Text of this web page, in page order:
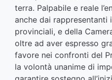
terra. Palpabile e reale
anche dai rappresentanti
provinciali, e della
oltre ad aver espresso
favore nei confronti del
la volontà unanime di